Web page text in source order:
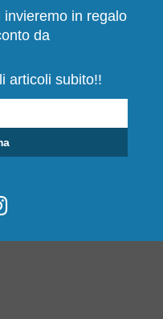
invieremo in regalo
da
articoli subito!!